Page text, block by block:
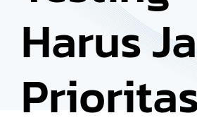
Harus